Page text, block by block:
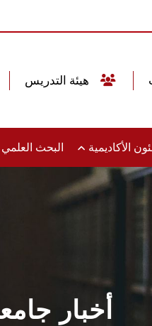
الأكاديمية البحث العلمي
أخبار